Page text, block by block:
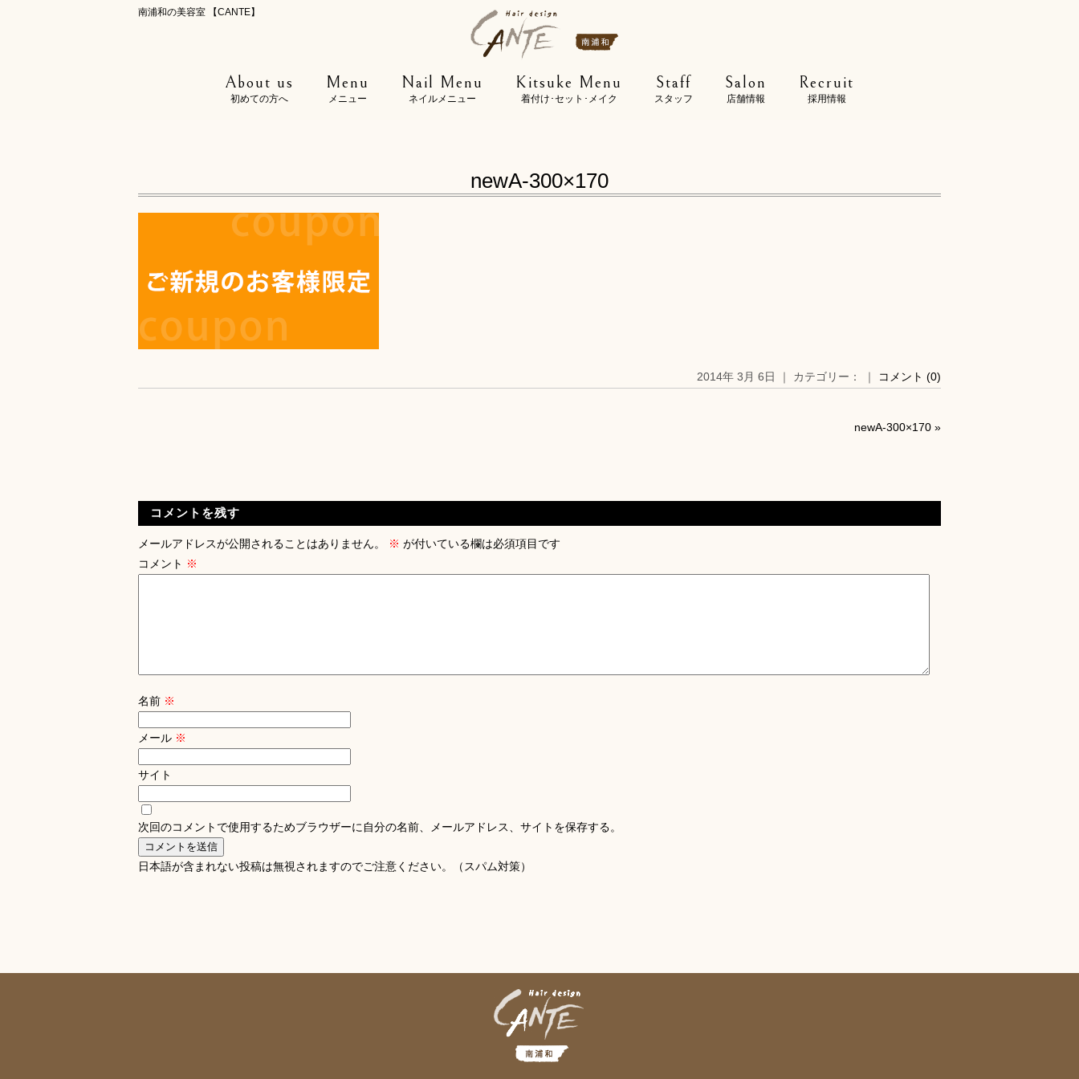
南浦和の美容室 【CANTE】
About us
初めての方へ
Menu
メニュー
Nail Menu
ネイルメニュー
Kitsuke Menu
着付け･セット･メイク
Staff
スタッフ
Salon
店舗情報
Recruit
採用情報
newA-300×170
2014年 3月 6日 ｜ カテゴリー： ｜ コメント (0)
newA-300×170 »
コメントを残す
メールアドレスが公開されることはありません。 ※ が付いている欄は必須項目です
コメント ※
名前 ※
メール ※
サイト
次回のコメントで使用するためブラウザーに自分の名前、メールアドレス、サイトを保存する。
日本語が含まれない投稿は無視されますのでご注意ください。（スパム対策）